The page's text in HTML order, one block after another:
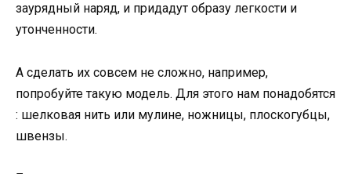
заурядный наряд, и придадут образу легкости и
утонченности.
А сделать их совсем не сложно, например,
попробуйте такую модель. Для этого нам понадобятся
: шелковая нить или мулине, ножницы, плоскогубцы,
швензы.